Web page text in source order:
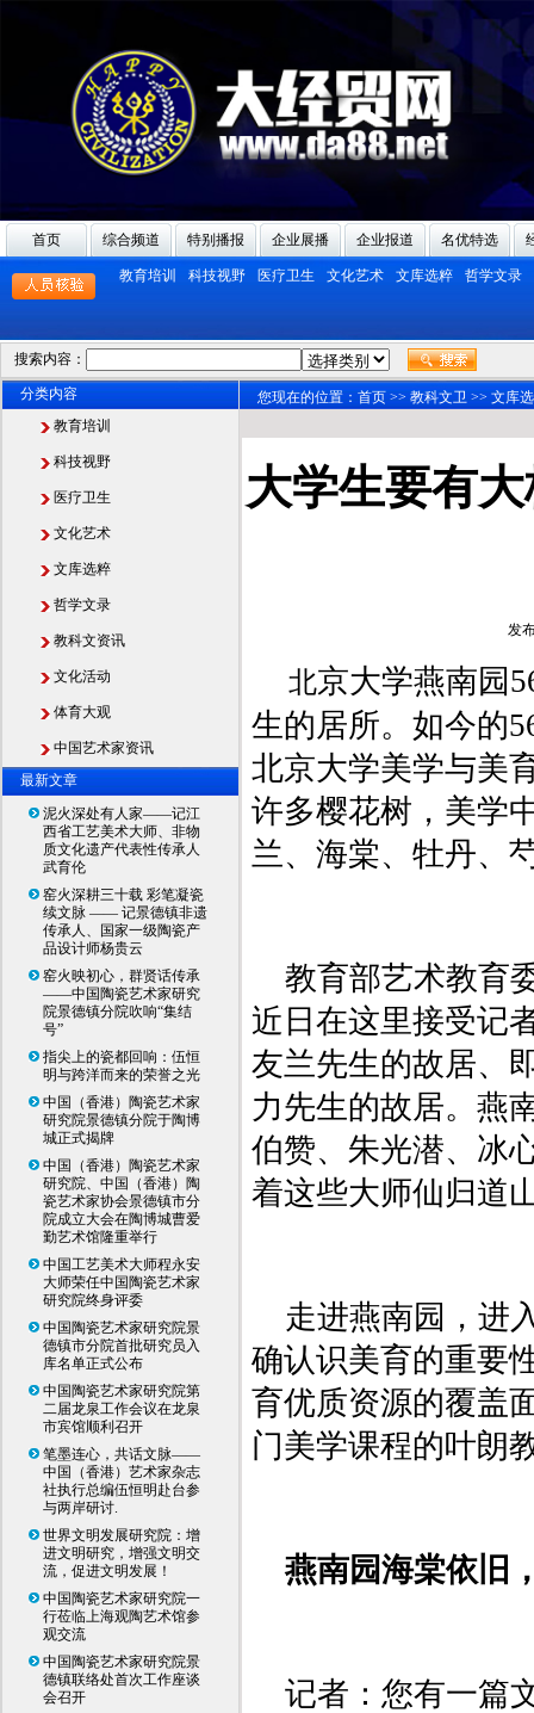
首页 综合频道 特别播报 企业展播 企业报道 名优特选
教育培训 科技视野 医疗卫生 文化艺术 文库选粹 哲学文录
搜索内容：
分类内容
教育培训
科技视野
医疗卫生
文化艺术
文库选粹
哲学文录
教科文资讯
文化活动
体育大观
中国艺术家资讯
最新文章
泥火深处有人家——记江
西省工艺美术大师、非物
质文化遗产代表性传承人
武育伦
窑火深耕三十载 彩笔凝瓷
续文脉 —— 记景德镇非遗
传承人、国家一级陶瓷产
品设计师杨贵云
窑火映初心，群贤话传承
——中国陶瓷艺术家研究
院景德镇分院吹响“集结
号”
指尖上的瓷都回响：伍恒
明与跨洋而来的荣誉之光
中国（香港）陶瓷艺术家
研究院景德镇分院于陶博
城正式揭牌
中国（香港）陶瓷艺术家
研究院、中国（香港）陶
瓷艺术家协会景德镇市分
院成立大会在陶博城曹爱
勤艺术馆隆重举行
中国工艺美术大师程永安
大师荣任中国陶瓷艺术家
研究院终身评委
中国陶瓷艺术家研究院景
德镇市分院首批研究员入
库名单正式公布
中国陶瓷艺术家研究院第
二届龙泉工作会议在龙泉
市宾馆顺利召开
笔墨连心，共话文脉——
中国（香港）艺术家杂志
社执行总编伍恒明赴台参
与两岸研讨.
世界文明发展研究院：增
进文明研究，增强文明交
流，促进文明发展！
中国陶瓷艺术家研究院一
行莅临上海观陶艺术馆参
观交流
中国陶瓷艺术家研究院景
德镇联络处首次工作座谈
会召开
您现在的位置： 首页 >> 教科文卫 >> 文库
大学生要有
发
北京大学燕南园
生的居所。如今的
北京大学美学与美
许多樱花树，美学
兰、海棠、牡丹、
教育部艺术教育
近日在这里接受记
友兰先生的故居、
力先生的故居。燕
伯赞、朱光潜、冰
着这些大师仙归道
走进燕南园，进
确认识美育的重要
育优质资源的覆盖
门美学课程的叶朗
燕南园海棠依旧
记者：您有一篇